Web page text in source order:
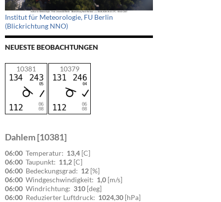
Institut für Meteorologie, FU Berlin
(Blickrichtung NNO)
NEUESTE BEOBACHTUNGEN
10381 10379
Dahlem [10381]
06:00 Temperatur: 13,4 [C]
06:00 Taupunkt: 11,2 [C]
06:00 Bedeckungsgrad: 12 [%]
06:00 Windgeschwindigkeit: 1,0 [m/s]
06:00 Windrichtung: 310 [deg]
06:00 Reduzierter Luftdruck: 1024,30 [hPa]